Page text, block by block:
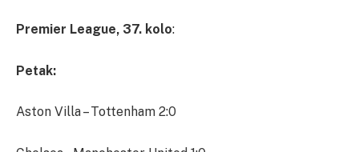
Premier League, 37. kolo:
Petak:
Aston Villa – Tottenham 2:0